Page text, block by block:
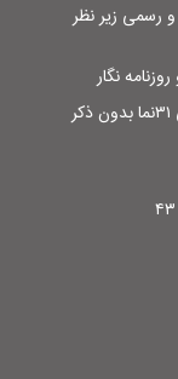
رسمی زیر نظر
نگار
استفاده از هریک از مطالب و تصاویر اختصاصی ۳۱نما بدون ذکر